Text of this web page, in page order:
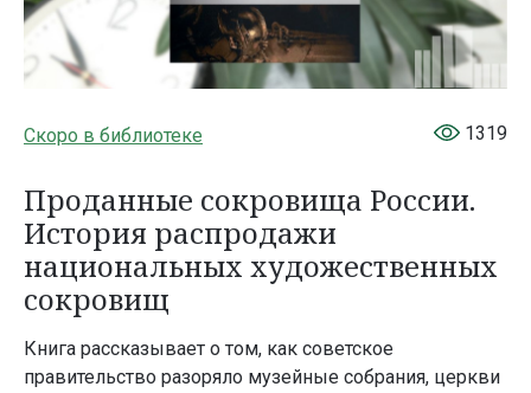
Скоро в библиотеке 1319
Проданные сокровища России.
История распродажи
национальных художественных
сокровищ
Книга рассказывает о том, как советское
правительство разоряло музейные собрания, церкви